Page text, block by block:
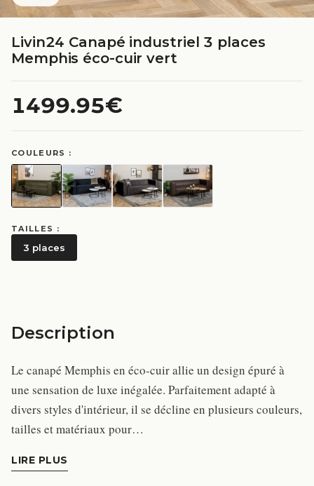
Livin24 Canapé industriel 3 places
Memphis éco-cuir vert
1499.95€
COULEURS :
TAILLES :
3 places
Description
Le canapé Memphis en éco-cuir allie un design épuré à
une sensation de luxe inégalée. Parfaitement adapté à
divers styles d'intérieur, il se décline en plusieurs couleurs,
tailles et matériaux pour…
LIRE PLUS